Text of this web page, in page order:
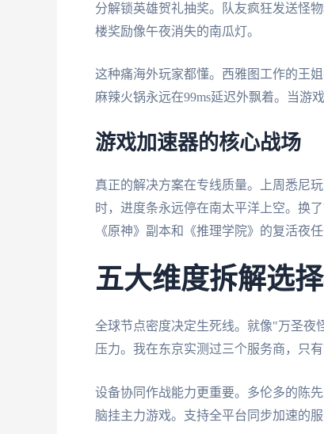
分解锁英雄贺礼抽奖。队友疯狂发送怪
楼奖励像午夜消失的南瓜灯。
这种痛海外玩家都懂。西雅图工作的王
麻辣火锅永远在99ms延迟外飘着。当游
游戏加速器的核心战场
真正的解决方案在专线质量。上周悉尼
时，进度条永远停在南太平洋上空。换
《原神》副本和《推理学院》的复活夜
五大维度拆解选
全球节点密度决定生死线。就像"万圣夜
压力。我在东京实测过三个服务商，只
设备协同作战能力更重要。多伦多的陈
脑挂主力游戏。支持全平台同步加速的